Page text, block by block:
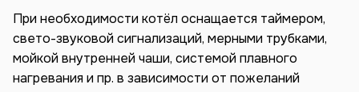
При необходимости котёл оснащается таймером,
свето-звуковой сигнализаций, мерными трубками,
мойкой внутренней чаши, системой плавного
нагревания и пр. в зависимости от пожеланий